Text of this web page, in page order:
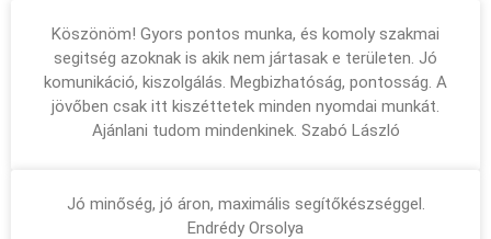
Köszönöm! Gyors pontos munka, és komoly szakmai
segitség azoknak is akik nem jártasak e területen. Jó
komunikáció, kiszolgálás. Megbizhatóság, pontosság. A
jövőben csak itt kiszéttetek minden nyomdai munkát.
Ajánlani tudom mindenkinek. Szabó László
Jó minőség, jó áron, maximális segítőkészséggel.
Endrédy Orsolya